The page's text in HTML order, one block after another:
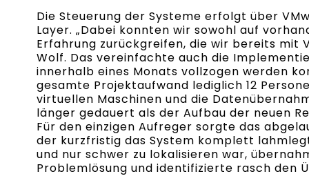
Die Steuerung der Systeme erfolgt über
Layer. „Dabei konnten wir sowohl auf
Erfahrung zurückgreifen, die wir bereits mit
Wolf. Das vereinfachte auch die
innerhalb eines Monats vollzogen werden
gesamte Projektaufwand lediglich 12
virtuellen Maschinen und die
länger gedauert als der Aufbau der neuen
Für den einzigen Aufreger sorgte das
der kurzfristig das System komplett
und nur schwer zu lokalisieren war,
Problemlösung und identifizierte rasch den